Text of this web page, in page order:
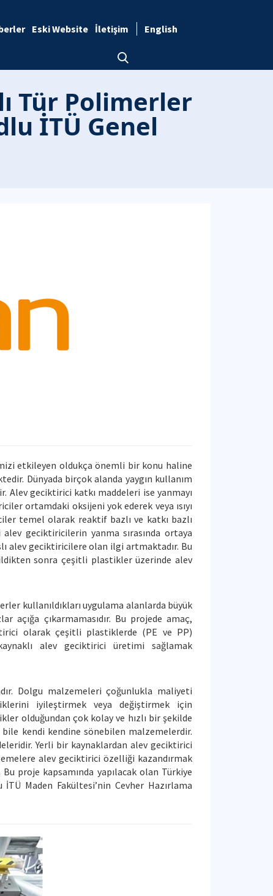
Eski Website İletişim English
Tür Polimerler
İTÜ Genel
etkileyen oldukça önemli bir konu haline
Dünyada birçok alanda yaygın kullanım
Alev geciktirici katkı maddeleri ise yanmayı
ortamdaki oksijeni yok ederek veya ısıyı
temel olarak reaktif bazlı ve katkı bazlı
geciktiricilerin yanma sırasında ortaya
alev geciktiricilere olan ilgi artmaktadır. Bu
sonra çeşitli plastikler üzerinde alev
kullanıldıkları uygulama alanlarda büyük
çıkarmamasıdır. Bu projede amaç,
olarak çeşitli plastiklerde (PE ve PP)
alev geciktirici üretimi sağlamak
Dolgu malzemeleri çoğunlukla maliyeti
iyileştirmek veya değiştirmek için
olduğundan çok kolay ve hızlı bir şekilde
bile kendi kendine sönebilen malzemelerdir.
Yerli bir kaynaklardan alev geciktirici
alev geciktirici özelliği kazandırmak
proje kapsamında yapılacak olan Türkiye
Maden Fakültesi’nin Cevher Hazırlama